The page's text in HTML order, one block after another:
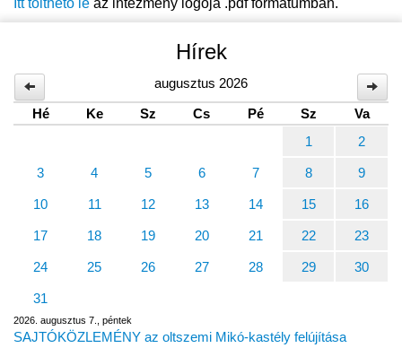
Itt tölthető le az intézmény logója .pdf formátumban.
Hírek
augusztus 2026
Hé
Ke Sz Cs Pé Sz
Va
1
2
3 4 5 6 7 8 9
10 11 12 13 14 15 16
17 18 19 20 21 22 23
24 25 26 27 28 29 30
31
2026. augusztus 7., péntek
SAJTÓKÖZLEMÉNY az oltszemi Mikó-kastély felújítása